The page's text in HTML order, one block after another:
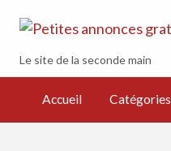
avoir
annonce
Le site de la seconde main
Accueil Catégories